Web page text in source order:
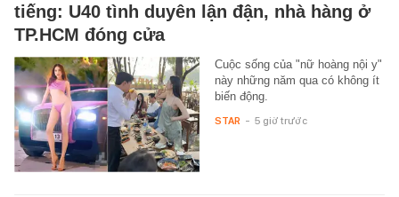
tiếng: U40 tình duyên lận đận, nhà hàng ở
TP.HCM đóng cửa
Cuộc sống của "nữ hoàng nội y"
này những năm qua có không ít
biến động.
STAR - 5 giờ trước